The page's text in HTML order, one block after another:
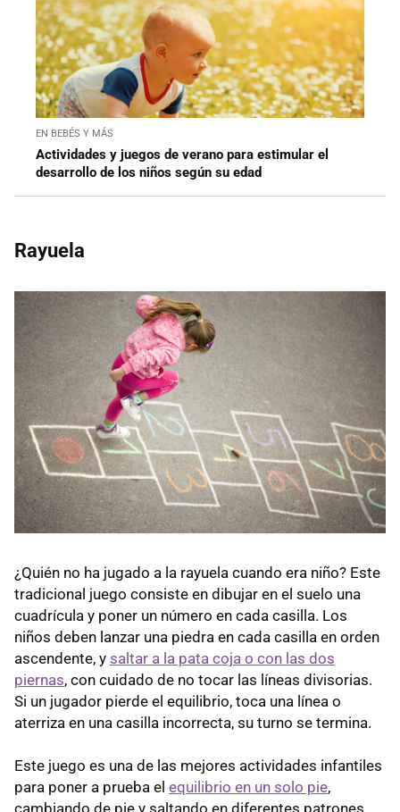
EN BEBÉS Y MÁS
Actividades y juegos de verano para estimular el
desarrollo de los niños según su edad
Rayuela
¿Quién no ha jugado a la rayuela cuando era niño? Este
tradicional juego consiste en dibujar en el suelo una
cuadrícula y poner un número en cada casilla. Los
niños deben lanzar una piedra en cada casilla en orden
ascendente, y saltar a la pata coja o con las dos
piernas, con cuidado de no tocar las líneas divisorias.
Si un jugador pierde el equilibrio, toca una línea o
aterriza en una casilla incorrecta, su turno se termina.
Este juego es una de las mejores actividades infantiles
para poner a prueba el equilibrio en un solo pie,
cambiando de pie y saltando en diferentes patrones